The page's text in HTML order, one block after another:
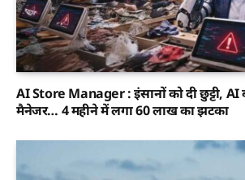
AI Store Manager : इंसानों को दी छुट्टी, AI
मैनेजर… 4 महीने में लगा 60 लाख का झटका